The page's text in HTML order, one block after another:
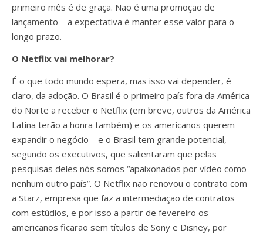
primeiro mês é de graça. Não é uma promoção de
lançamento – a expectativa é manter esse valor para o
longo prazo.
O Netflix vai melhorar?
É o que todo mundo espera, mas isso vai depender, é
claro, da adoção. O Brasil é o primeiro país fora da América
do Norte a receber o Netflix (em breve, outros da América
Latina terão a honra também) e os americanos querem
expandir o negócio – e o Brasil tem grande potencial,
segundo os executivos, que salientaram que pelas
pesquisas deles nós somos “apaixonados por vídeo como
nenhum outro país”. O Netflix não renovou o contrato com
a Starz, empresa que faz a intermediação de contratos
com estúdios, e por isso a partir de fevereiro os
americanos ficarão sem títulos de Sony e Disney, por